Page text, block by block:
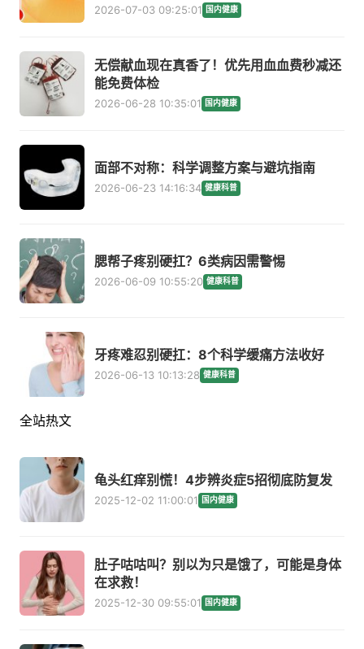
2026-07-03 09:25:01 国内健康
无偿献血现在真香了！优先用血血费秒减还
能免费体检
2026-06-28 10:35:01 国内健康
面部不对称：科学调整方案与避坑指南
2026-06-23 14:16:34 健康科普
腮帮子疼别硬扛？6类病因需警惕
2026-06-09 10:55:20 健康科普
牙疼难忍别硬扛：8个科学缓痛方法收好
2026-06-13 10:13:28 健康科普
全站热文
龟头红痒别慌！4步辨炎症5招彻底防复发
2025-12-02 11:00:01 国内健康
肚子咕咕叫？别以为只是饿了，可能是身体
在求救！
2025-12-30 09:55:01 国内健康